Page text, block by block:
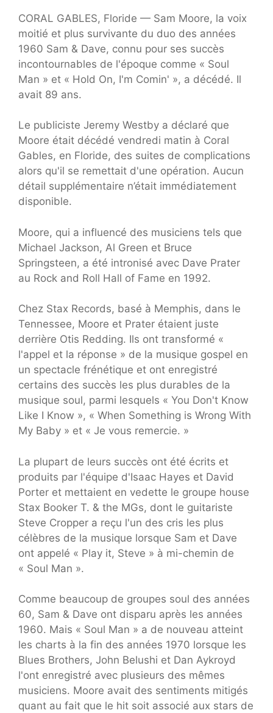
CORAL GABLES, Floride — Sam Moore, la voix
moitié et plus survivante du duo des années
1960 Sam & Dave, connu pour ses succès
incontournables de l'époque comme « Soul
Man » et « Hold On, I'm Comin' », a décédé. Il
avait 89 ans.
Le publiciste Jeremy Westby a déclaré que
Moore était décédé vendredi matin à Coral
Gables, en Floride, des suites de complications
alors qu'il se remettait d'une opération. Aucun
détail supplémentaire n’était immédiatement
disponible.
Moore, qui a influencé des musiciens tels que
Michael Jackson, Al Green et Bruce
Springsteen, a été intronisé avec Dave Prater
au Rock and Roll Hall of Fame en 1992.
Chez Stax Records, basé à Memphis, dans le
Tennessee, Moore et Prater étaient juste
derrière Otis Redding. Ils ont transformé «
l'appel et la réponse » de la musique gospel en
un spectacle frénétique et ont enregistré
certains des succès les plus durables de la
musique soul, parmi lesquels « You Don't Know
Like I Know », « When Something is Wrong With
My Baby » et « Je vous remercie. »
La plupart de leurs succès ont été écrits et
produits par l'équipe d'Isaac Hayes et David
Porter et mettaient en vedette le groupe house
Stax Booker T. & the MGs, dont le guitariste
Steve Cropper a reçu l'un des cris les plus
célèbres de la musique lorsque Sam et Dave
ont appelé « Play it, Steve » à mi-chemin de
« Soul Man ».
Comme beaucoup de groupes soul des années
60, Sam & Dave ont disparu après les années
1960. Mais « Soul Man » a de nouveau atteint
les charts à la fin des années 1970 lorsque les
Blues Brothers, John Belushi et Dan Aykroyd
l'ont enregistré avec plusieurs des mêmes
musiciens. Moore avait des sentiments mitigés
quant au fait que le hit soit associé aux stars de